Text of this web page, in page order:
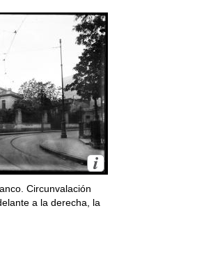
Circunvalación
a la derecha, la